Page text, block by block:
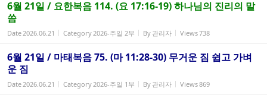
6월 21일 / 요한복음 114. (요 17:16-19) 하나님의 진리의 말
씀
Date2026.06.21 Category2026-주일 2부 By 관리자 Views738
6월 21일 / 마태복음 75. (마 11:28-30) 무거운 짐 쉽고 가벼
운 짐
Date2026.06.21 Category2026-주일 1부 By 관리자 Views869